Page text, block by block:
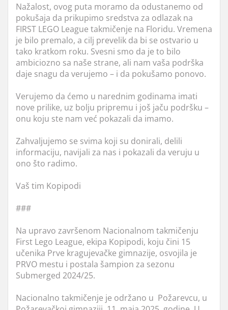
Nažalost, ovog puta moramo da odustanemo od
pokušaja da prikupimo sredstva za odlazak na
FIRST LEGO League takmičenje na Floridu. Vremena
je bilo premalo, a cilj prevelik da bi se ostvario u
tako kratkom roku. Svesni smo da je to bilo
ambiciozno sa naše strane, ali nam vaša podrška
daje snagu da verujemo – i da pokušamo ponovo.
Verujemo da ćemo u narednim godinama imati
nove prilike, uz bolju pripremu i još jaču podršku –
onu koju ste nam već pokazali da imamo.
Zahvaljujemo se svima koji su donirali, delili
informaciju, navijali za nas i pokazali da veruju u
ono što radimo.
Vaš tim Kopipodi
###
Na upravo završenom Nacionalnom takmičenju
First Lego League, ekipa Kopipodi, koju čini 15
učenika Prve kragujevačke gimnazije, osvojila je
PRVO mestu i postala šampion za sezonu
Submerged 2024/25.
Nacionalno takmičenje je održano u Požarevcu, u